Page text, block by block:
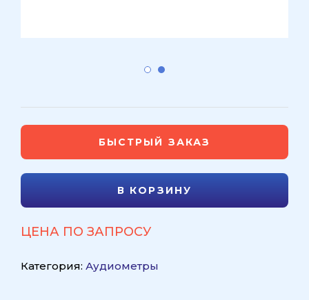
БЫСТРЫЙ ЗАКАЗ
В КОРЗИНУ
ЦЕНА ПО ЗАПРОСУ
Категория: Аудиометры